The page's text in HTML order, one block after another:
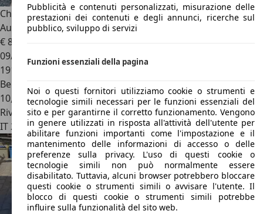
Chrysler CrossfireCoupe 3.2 V6 18v Limited Cambio
Automatico GPL
€ 8.999
09/2004
191.000 km
Benzina
10,1 l/100 km (comb.)
Rivenditore
IT 25075 Nave - Brescia - Bs
Pubblicità e contenuti personalizzati, misurazione delle
prestazioni dei contenuti e degli annunci, ricerche sul
pubblico, sviluppo di servizi
Funzioni essenziali della pagina
Noi o questi fornitori utilizziamo cookie o strumenti e
tecnologie simili necessari per le funzioni essenziali del
sito e per garantirne il corretto funzionamento. Vengono
in genere utilizzati in risposta all'attività dell'utente per
abilitare funzioni importanti come l'impostazione e il
mantenimento delle informazioni di accesso o delle
preferenze sulla privacy. L'uso di questi cookie o
tecnologie simili non può normalmente essere
disabilitato. Tuttavia, alcuni browser potrebbero bloccare
questi cookie o strumenti simili o avvisare l'utente. Il
blocco di questi cookie o strumenti simili potrebbe
influire sulla funzionalità del sito web.